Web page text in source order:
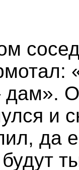
дам».
и
да